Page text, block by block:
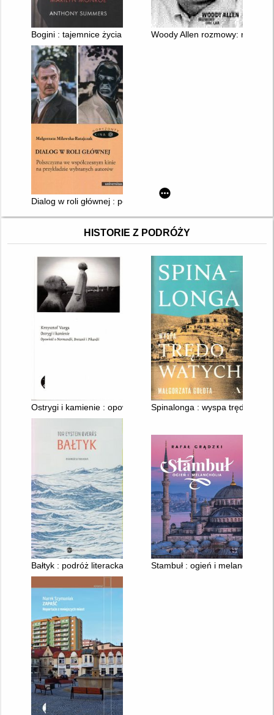
Bogini : tajemnice życia i śmierci Marilyn Monroe
Woody Allen rozmowy:
Dialog w roli głównej : polszczyzna we współczesnym kinie
HISTORIE Z PODRÓŻY
Ostrygi i kamienie : opowieść o Normandii, Bretanii i Pikardii
Spinalonga : wyspa
Bałtyk : podróż literacka Stambuł : ogień i melancholia